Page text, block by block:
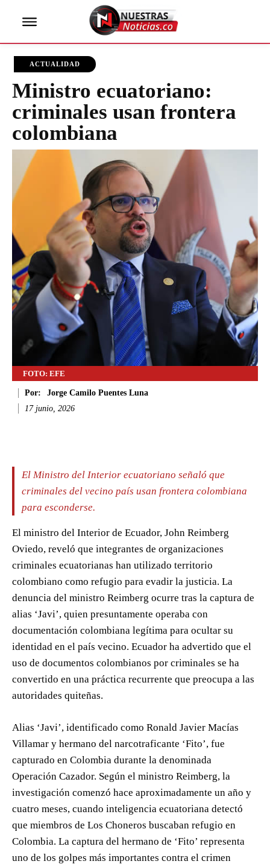
ACTUALIDAD
Ministro ecuatoriano:
criminales usan frontera
colombiana
FOTO: EFE
Por:
Jorge Camilo Puentes Luna
17 junio, 2026
El Ministro del Interior ecuatoriano señaló que
criminales del vecino país usan frontera colombiana
para esconderse.
El ministro del Interior de Ecuador, John Reimberg
Oviedo, reveló que integrantes de organizaciones
criminales ecuatorianas han utilizado territorio
colombiano como refugio para evadir la justicia. La
denuncia del ministro Reimberg ocurre tras la captura de
alias ‘Javi’, quien presuntamente operaba con
documentación colombiana legítima para ocultar su
identidad en el país vecino. Ecuador ha advertido que el
uso de documentos colombianos por criminales se ha
convertido en una práctica recurrente que preocupa a las
autoridades quiteñas.
Alias ‘Javi’, identificado como Ronald Javier Macías
Villamar y hermano del narcotraficante ‘Fito’, fue
capturado en Colombia durante la denominada
Operación Cazador. Según el ministro Reimberg, la
investigación comenzó hace aproximadamente un año y
cuatro meses, cuando inteligencia ecuatoriana detectó
que miembros de Los Choneros buscaban refugio en
Colombia. La captura del hermano de ‘Fito’ representa
uno de los golpes más importantes contra el crimen